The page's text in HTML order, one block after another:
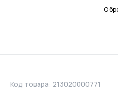
О
Код товара: 213020000771